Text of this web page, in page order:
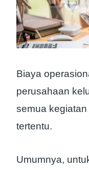
Biaya
perusahaan
semua
tertentu.
Umumnya,